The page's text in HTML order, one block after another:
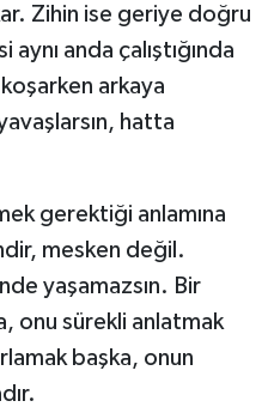
Zihin ise geriye doğru
anda çalıştığında
arkaya
hatta
gerektiği anlamına
mesken değil.
yaşamazsın. Bir
onu sürekli anlatmak
başka, onun